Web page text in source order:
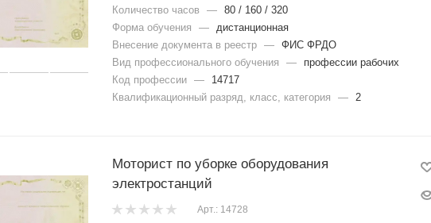
Количество часов
— 80 / 160 / 320
Форма обучения
— дистанционная
Внесение документа в реестр — ФИС ФРДО
Вид профессионального обучения
—
профессии рабочих
Код профессии —
14717
Квалификационный разряд, класс, категория
— 2
Моторист по уборке оборудования
электростанций
Арт.: 14728